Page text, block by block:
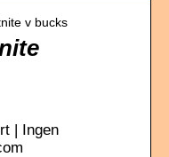
v bucks
| Ingen